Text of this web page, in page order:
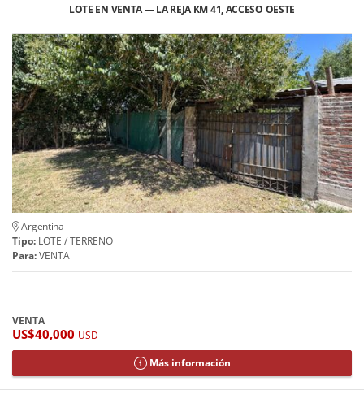
LOTE EN VENTA — LA REJA KM 41, ACCESO OESTE
Argentina
Tipo: LOTE / TERRENO
Para:VENTA
VENTA
US$40,000 USD
Más información